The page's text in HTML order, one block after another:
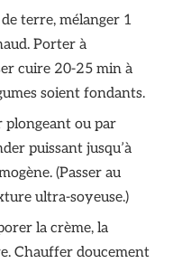
terre, mélanger 1
Porter à
cuire 20-25 min à
soient fondants.
plongeant ou par
puissant jusqu’à
(Passer au
ultra-soyeuse.)
la crème, la
Chauffer doucement